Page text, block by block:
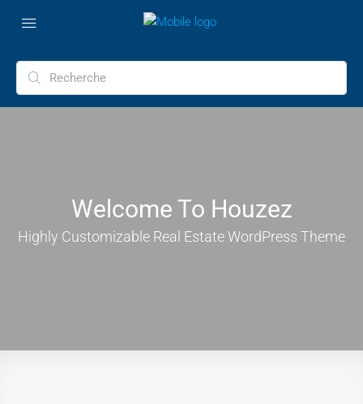
Welcome To Houzez
Highly Customizable Real Estate WordPress Theme